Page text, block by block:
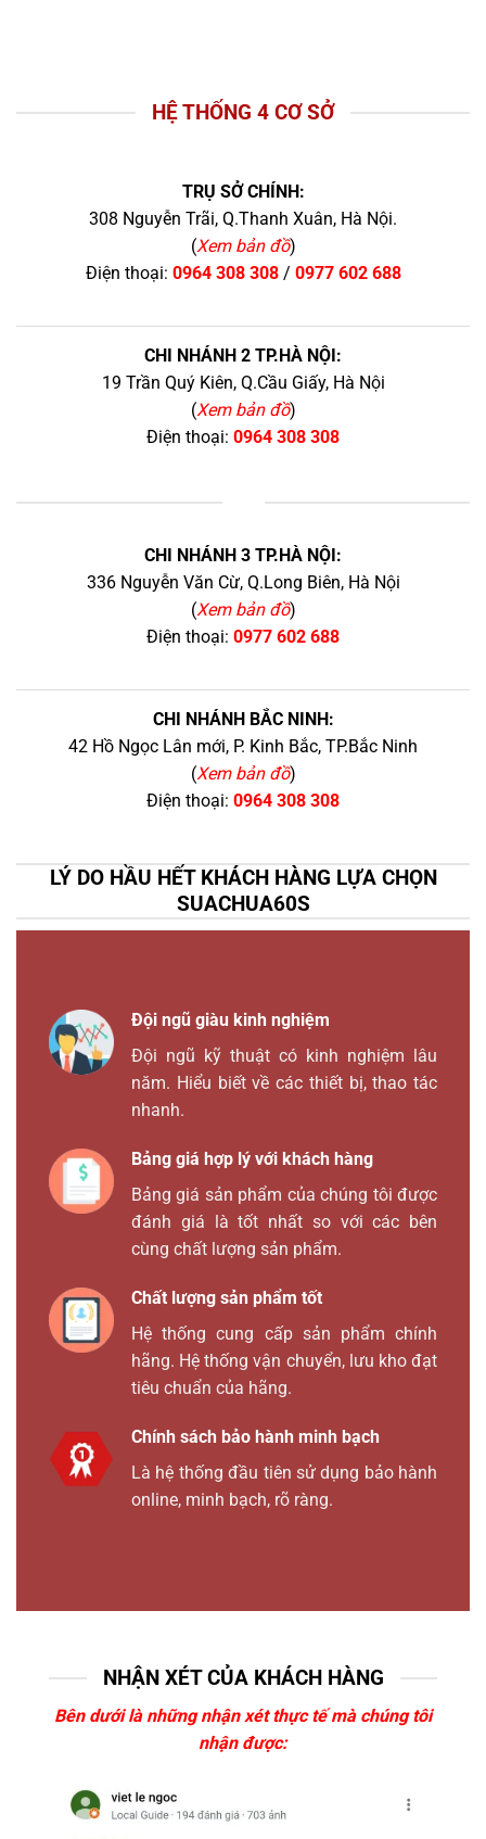
HỆ THỐNG 4 CƠ SỞ
TRỤ SỞ CHÍNH:
308 Nguyễn Trãi, Q.Thanh Xuân, Hà Nội.
(Xem bản đồ)
Điện thoại: 0964 308 308/ 0977 602 688
CHI NHÁNH 2 TP.HÀ NỘI:
19 Trần Quý Kiên, Q.Cầu Giấy, Hà Nội
(Xem bản đồ)
Điện thoại: 0964 308 308
CHI NHÁNH 3 TP.HÀ NỘI:
336 Nguyễn Văn Cừ, Q.Long Biên, Hà Nội
(Xem bản đồ)
Điện thoại: 0977 602 688
CHI NHÁNH BẮC NINH:
42 Hồ Ngọc Lân mới, P. Kinh Bắc, TP.Bắc Ninh
(Xem bản đồ)
Điện thoại: 0964 308 308
LÝ DO HẦU HẾT KHÁCH HÀNG LỰA CHỌN
SUACHUA60S
Đội ngũ giàu kinh nghiệm
Đội ngũ kỹ thuật có kinh nghiệm lâu
năm. Hiểu biết về các thiết bị, thao tác
nhanh.
Bảng giá hợp lý với khách hàng
Bảng giá sản phẩm của chúng tôi được
đánh giá là tốt nhất so với các bên
cùng chất lượng sản phẩm.
Chất lượng sản phẩm tốt
Hệ thống cung cấp sản phẩm chính
hãng. Hệ thống vận chuyển, lưu kho đạt
tiêu chuẩn của hãng.
Chính sách bảo hành minh bạch
Là hệ thống đầu tiên sử dụng bảo hành
online, minh bạch, rõ ràng.
NHẬN XÉT CỦA KHÁCH HÀNG
Bên dưới là những nhận xét thực tế mà chúng tôi
nhận được: